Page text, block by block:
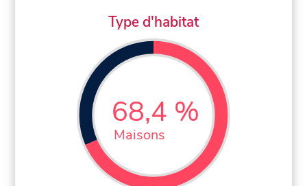
Type d'habitat
68,4 %
Maisons